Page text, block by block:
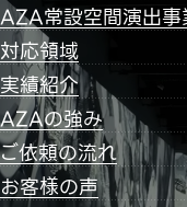
AZA常設空間演出事
対応領域
実績紹介
AZAの強み
ご依頼の流れ
お客様の声